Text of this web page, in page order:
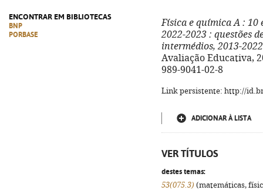
ENCONTRAR EM BIBLIOTECAS
BNP
PORBASE
Física e química A : 10
2022-2023 : questões
intermédios, 2013-2022
Avaliação Educativa,
989-9041-02-8
Link persistente: http://
ADICIONAR À LISTA
VER TÍTULOS
destes temas:
53(075.3) (matemáticas,